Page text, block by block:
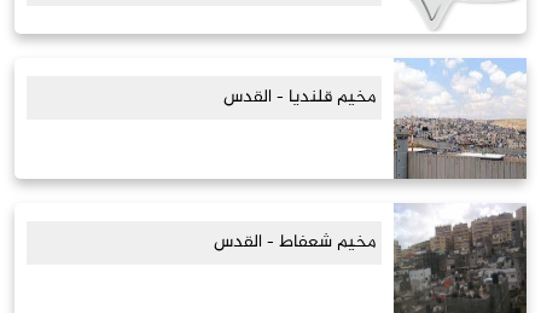
مخيم قلنديا - القدس
مخيم شعفاط - القدس